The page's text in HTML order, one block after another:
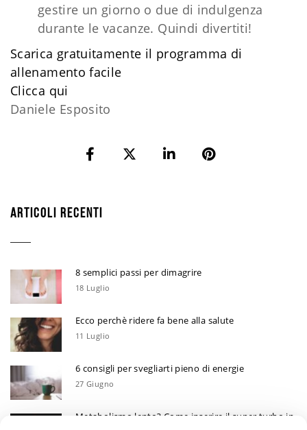
gestire un giorno o due di indulgenza
durante le vacanze. Quindi divertiti!
Scarica gratuitamente il programma di
allenamento facile
​Clicca qui
Daniele Esposito
ARTICOLI RECENTI
8 semplici passi per dimagrire
18 Luglio
Ecco perchè ridere fa bene alla salute
11 Luglio
6 consigli per svegliarti pieno di energie
27 Giugno
Metabolismo lento? Come inserire il super turbo in